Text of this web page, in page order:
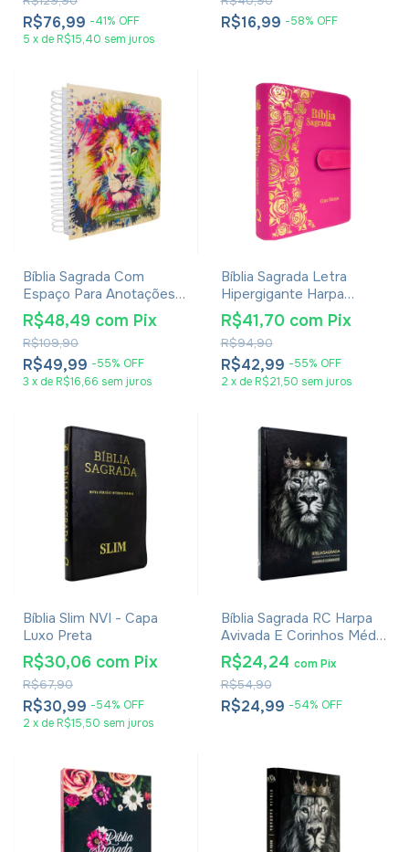
R$76,99 -41% OFF
5 x de R$15,40 sem juros
R$16,99 -58% OFF
Bíblia Sagrada Com
Espaço Para Anotações
Harpa Avivada E Corinhos
Lion Colors
R$49,99 -55% OFF
R$109,90
R$48,49 com Pix
3 x de R$16,66 sem juros
Bíblia Sagrada Letra
Hipergigante Harpa
Avivada E Corinhos -
Carteira Pink
R$42,99 -55% OFF
R$94,90
R$41,70 com Pix
2 x de R$21,50 sem juros
Bíblia Slim NVI - Capa
Luxo Preta
R$30,99 -54% OFF
R$67,90
R$30,06 com Pix
2 x de R$15,50 sem juros
Bíblia Sagrada RC Harpa
Avivada E Corinhos Média
Capa Dura Leão Rei Dos
Reis
R$24,99 -54% OFF
R$54,90
R$24,24 com Pix